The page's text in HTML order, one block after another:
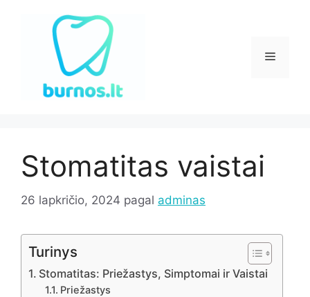
Meniu
Stomatitas vaistai
26 lapkričio, 2024 pagal adminas
Turinys
Stomatitas: Priežastys, Simptomai ir Vaistai
Priežastys